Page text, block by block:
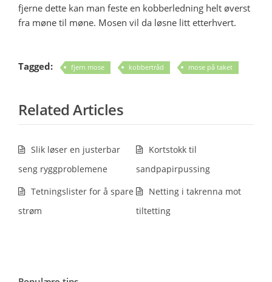
fjerne dette kan man feste en kobberledning helt øverst
fra møne til møne. Mosen vil da løsne litt etterhvert.
Tagged: fjern mose kobbertråd mose på taket
Related Articles
Slik løser en justerbar
seng ryggproblemene
Kortstokk til
sandpapirpussing
Tetningslister for å spare
strøm
Netting i takrenna mot
tiltetting